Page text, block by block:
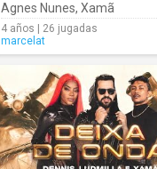
Agnes Nunes, Xamã
4 años | 26 jugadas
marcelat